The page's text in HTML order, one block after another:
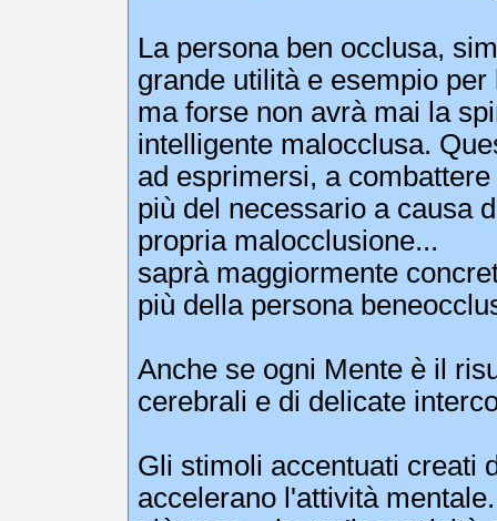
La persona ben occlusa,
grande utilità e esempio
ma forse non avrà mai la
intelligente malocclusa.
ad esprimersi, a
più del necessario a causa
propria malocclusione...
saprà maggiormente
più della persona
Anche se ogni Mente è il
cerebrali e di delicate
Gli stimoli accentuati creati
accelerano l'attività